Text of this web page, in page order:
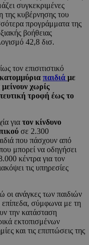
συγκεκριμένες
της κυβέρνησης του
προγράμματα της
βοήθειας
42,8 δισ.
τον επισιτιστικό
παιδιά με
χωρίς
τροφή έως το
για τον κίνδυνο
σε 2.300
που πάσχουν από
μπορεί να οδηγήσει
κέντρα για τον
τις υπηρεσίες
οι ανάγκες των παιδιών
σύμφωνα με τη
την κατάσταση
εκτοπισμένων
και τις επιπτώσεις της